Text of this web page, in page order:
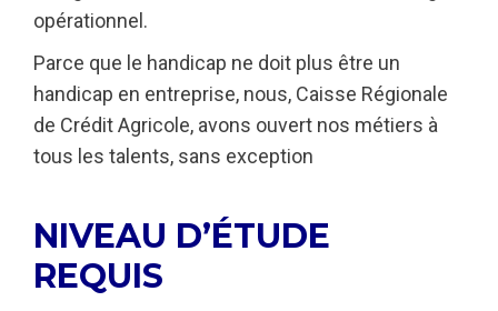
opérationnel.
Parce que le handicap ne doit plus être un
handicap en entreprise, nous, Caisse Régionale
de Crédit Agricole, avons ouvert nos métiers à
tous les talents, sans exception
NIVEAU D’ÉTUDE
REQUIS